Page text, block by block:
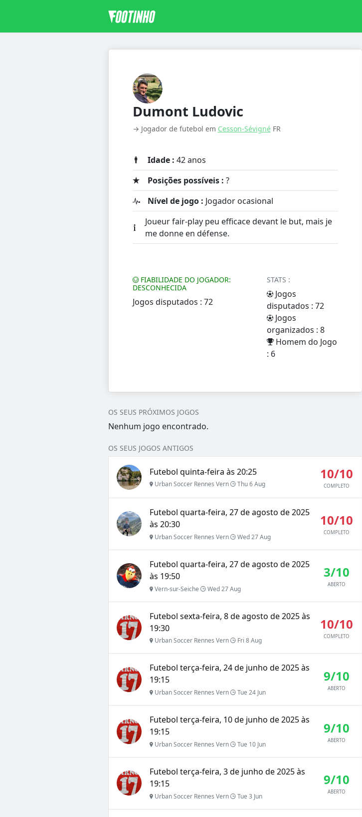
Dumont Ludovic
→ Jogador de futebol em Cesson-SévignéFR
Idade : 42 anos
Posições possíveis : ?
Nível de jogo : Jogador ocasional
Joueur fair-play peu efficace devant le but, mais je
me donne en défense.
FIABILIDADE DO JOGADOR:
DESCONHECIDA
Jogos disputados : 72
STATS :
Jogos
disputados : 72
Jogos
organizados : 8
Homem do Jogo
: 6
OS SEUS PRÓXIMOS JOGOS
Nenhum jogo encontrado.
OS SEUS JOGOS ANTIGOS
Futebol quinta-feira às 20:25
Urban Soccer Rennes Vern Thu 6 Aug
10/10
COMPLETO
Futebol quarta-feira, 27 de agosto de 2025
às 20:30
Urban Soccer Rennes Vern Wed 27 Aug
10/10
COMPLETO
Futebol quarta-feira, 27 de agosto de 2025
às 19:50
Vern-sur-Seiche Wed 27 Aug
3/10
ABERTO
Futebol sexta-feira, 8 de agosto de 2025 às
19:30
Urban Soccer Rennes Vern Fri 8 Aug
10/10
COMPLETO
Futebol terça-feira, 24 de junho de 2025 às
19:15
Urban Soccer Rennes Vern Tue 24 Jun
9/10
ABERTO
Futebol terça-feira, 10 de junho de 2025 às
19:15
Urban Soccer Rennes Vern Tue 10 Jun
9/10
ABERTO
Futebol terça-feira, 3 de junho de 2025 às
19:15
Urban Soccer Rennes Vern Tue 3 Jun
9/10
ABERTO